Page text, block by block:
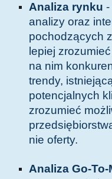
Analiza rynku
analizy oraz
pochodzących
lepiej
na nim
trendy,
potencjalnych
zrozumieć
nie oferty.
Analiza Go-